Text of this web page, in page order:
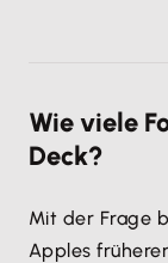
Wie viele
Deck?
Mit der Frage
Apples